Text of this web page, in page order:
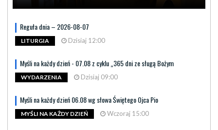
Reguła dnia – 2026-08-07
LITURGIA Dzisiaj 12:00
Myśli na każdy dzień - 07.08 z cyklu „365 dni ze sługą Bożym
WYDARZENIA Dzisiaj 09:00
Myśli na każdy dzień 06.08 wg słowa Świętego Ojca Pio
MYŚLI NA KAŻDY DZIEŃ Wczoraj 15:00